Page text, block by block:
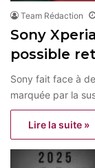
Team Rédaction
Sony
possible
Sony fait face à
marquée par la
Lire la suite »